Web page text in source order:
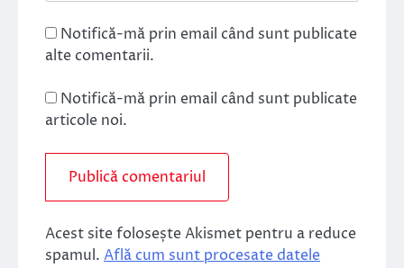
Notifică-mă prin email când sunt publicate
alte comentarii.
Notifică-mă prin email când sunt publicate
articole noi.
Acest site folosește Akismet pentru a reduce
spamul. Află cum sunt procesate datele